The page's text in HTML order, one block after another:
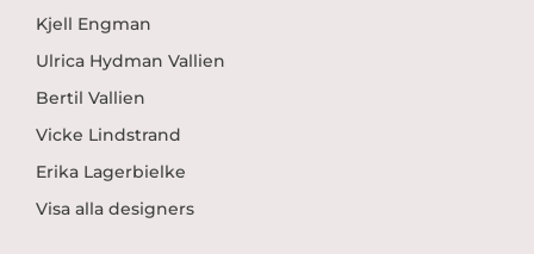
Kjell Engman
Ulrica Hydman Vallien
Bertil Vallien
Vicke Lindstrand
Erika Lagerbielke
Visa alla designers